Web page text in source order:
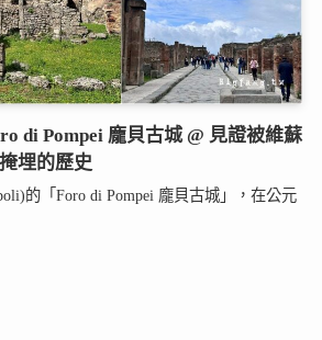
di Pompei 龐貝古城 @ 見證被維蘇
埋的歷史
的「Foro di Pompei 龐貝古城」，在公元